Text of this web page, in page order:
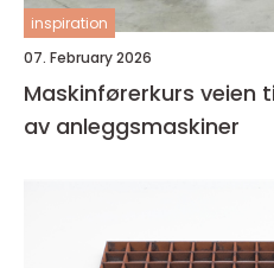
inspiration
07. February 2026
Maskinførerkurs veien til trygg og lovlig bruk
av anleggsmaskiner